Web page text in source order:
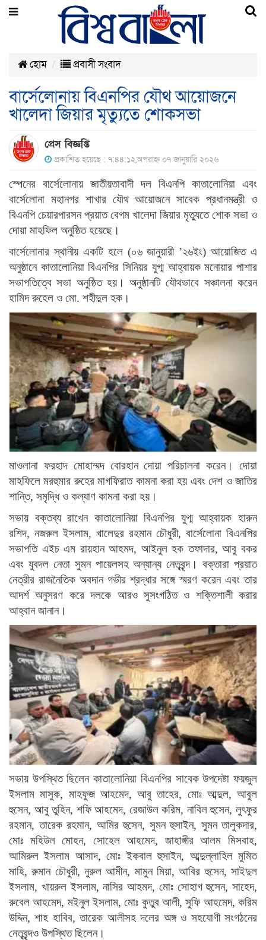
হোম প্রবাসী সংবাদ
বার্সেলোনায় বিএনপির যৌথ আয়োজনে
খালেদা জিয়ার মৃত্যুতে শোকসভা
প্রেস বিজ্ঞপ্তি
প্রকাশিত হয়েছে : ৭:৪৪:১২,অপরাহ্ন ০৭ জানুয়ারি ২০২৬
স্পেনের বার্সেলোনায় জাতীয়তাবাদী দল বিএনপি কাতালোনিয়া এবং
বার্সেলোনা মহানগর শাখার যৌথ আয়োজনে সাবেক প্রধানমন্ত্রী ও
বিএনপি চেয়ারপারসন প্রয়াত বেগম খালেদা জিয়ার মৃত্যুতে শোক সভা ও
দোয়া মাহফিল অনুষ্ঠিত হয়েছে।
বার্সেলোনার স্থানীয় একটি হলে (০৬ জানুয়ারী ’২৬ইং) আয়োজিত এ
অনুষ্ঠানে কাতালোনিয়া বিএনপির সিনিয়র যুগ্ম আহ্বায়ক মনোয়ার পাশার
সভাপতিত্বে সভা অনুষ্ঠিত হয়। অনুষ্ঠানটি যৌথভাবে সঞ্চালনা করেন
হামিদ রুহেল ও মো. শহীদুল হক।
মাওলানা ফরহাদ মোহাম্মদ বোরহান দোয়া পরিচালনা করেন। দোয়া
মাহফিলে মরহুমার রুহের মাগফিরাত কামনা করা হয় এবং দেশ ও জাতির
শান্তি, সমৃদ্ধি ও কল্যাণ কামনা করা হয়।
সভায় বক্তব্য রাখেন কাতালোনিয়া বিএনপির যুগ্ম আহ্বায়ক হারুন
রশিদ, নজরুল ইসলাম, খালেদুর রহমান চৌধুরী, বার্সেলোনা বিএনপির
সভাপতি এইচ এম রায়হান আহমদ, আইনুল হক তফাদার, আবু বকর
এবং যুবদল নেতা সুমন পায়েলসহ অন্যান্য নেতৃবৃন্দ। বক্তারা প্রয়াত
নেত্রীর রাজনৈতিক অবদান গভীর শ্রদ্ধার সঙ্গে স্মরণ করেন এবং তার
আদর্শ অনুসরণ করে দলকে আরও সুসংগঠিত ও শক্তিশালী করার
আহ্বান জানান।
সভায় উপস্থিত ছিলেন কাতালোনিয়া বিএনপির সাবেক উপদেষ্টা ফয়জুল
ইসলাম মাসুক, মাহফুজ আহমেদ, আবু তাহের, মোঃ আব্দুল, আবুল
হুসেন, আবু তুহিন, শফি আহমেদ, রেজাউল করিম, নাবিল হুসেন, লুৎফুর
রহমান, তারেক রহমান, আমির হুসেন, সুমন হুসাইন, সুমন তালুকদার,
মোঃ মহিউল মোহন, সোহেল আহমেদ, জাহাঙ্গীর আলম মিসবাহ,
আমিরুল ইসলাম আসাদ, মোঃ ইকবাল হুসাইন, আব্দুল্লাহিল মুমিত
মাহি, রুমান চৌধুরী, নুরুল আমীন, মামুন মিয়া, আবির হুসেন, সাইদুল
ইসলাম, খায়রুল ইসলাম, নাসির আহমদ, মোঃ সোহাগ হুসেন, সাহেদ,
রুবেল আহমেদ, মইনুল ইসলাম, মোঃ কুতুব আলী, সুফি আহমেদ, করিম
উদ্দিন, শাহ হাবিব, তারেক আলীসহ দলের অঙ্গ ও সহযোগী সংগঠনের
নেতৃবৃন্দও উপস্থিত ছিলেন।